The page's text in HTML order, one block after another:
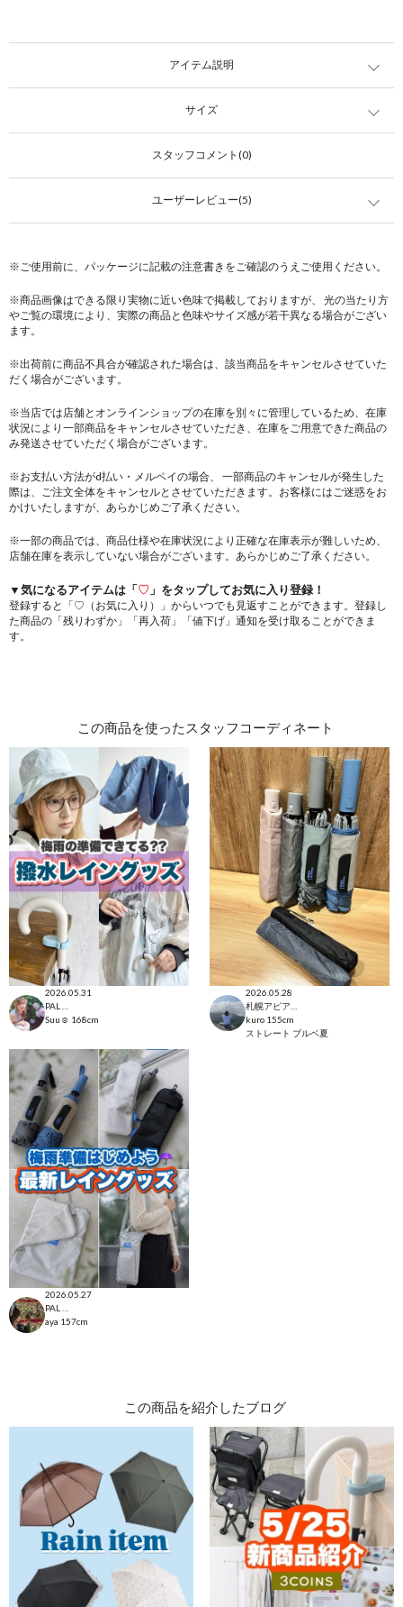
アイテム説明
サイズ
スタッフコメント(0)
ユーザーレビュー(5)
※ご使用前に、パッケージに記載の注意書きをご確認のうえご使用ください。
※商品画像はできる限り実物に近い色味で掲載しておりますが、 光の当たり方
やご覧の環境により、実際の商品と色味やサイズ感が若干異なる場合がござい
ます。
※出荷前に商品不具合が確認された場合は、該当商品をキャンセルさせていた
だく場合がございます。
※当店では店舗とオンラインショップの在庫を別々に管理しているため、在庫
状況により一部商品をキャンセルさせていただき、在庫をご用意できた商品の
み発送させていただく場合がございます。
※お支払い方法がd払い・メルペイの場合、 一部商品のキャンセルが発生した
際は、ご注文全体をキャンセルとさせていただきます。お客様にはご迷惑をお
かけいたしますが、あらかじめご了承ください。
※一部の商品では、商品仕様や在庫状況により正確な在庫表示が難しいため、
店舗在庫を表示していない場合がございます。あらかじめご了承ください。
▼気になるアイテムは「♡ 」をタップしてお気に入り登録！
登録すると「♡（お気に入り）」からいつでも見返すことができます。登録し
た商品の「残りわずか」「再入荷」「値下げ」通知を受け取ることができま
す。
この商品を使ったスタッフコーディネート
2026.05.31
Suu☺︎ 168cm
2026.05.28
kuro 155cm
ストレート ブルベ夏
2026.05.27
aya 157cm
この商品を紹介したブログ